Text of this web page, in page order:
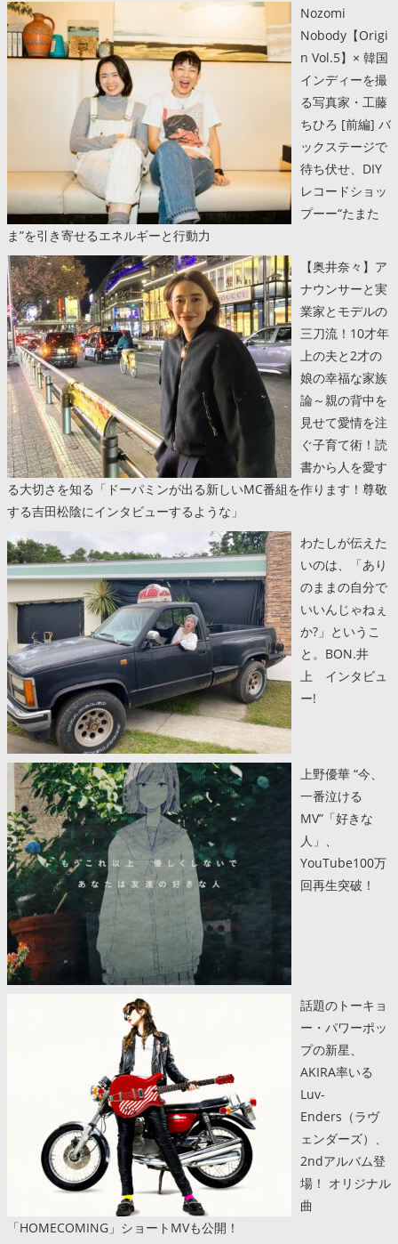
Nozomi
Nobody【Origi
n Vol.5】× 韓国
インディーを撮
る写真家・工藤
ちひろ [前編] バ
ックステージで
待ち伏せ、DIY
レコードショッ
プーー“たまた
ま”を引き寄せるエネルギーと行動力
【奥井奈々】ア
ナウンサーと実
業家とモデルの
三刀流！10才年
上の夫と2才の
娘の幸福な家族
論～親の背中を
見せて愛情を注
ぐ子育て術！読
書から人を愛す
る大切さを知る「ドーパミンが出る新しいMC番組を作ります！尊敬
する吉田松陰にインタビューするような」
わたしが伝えた
いのは、「あり
のままの自分で
いいんじゃねぇ
か?」というこ
と。BON.井
上 インタビュ
ー!
上野優華 “今、
一番泣ける
MV”「好きな
人」、
YouTube100万
回再生突破！
話題のトーキョ
ー・パワーポッ
プの新星、
AKIRA率いる
Luv-
Enders（ラヴ
ェンダーズ）、
2ndアルバム登
場！ オリジナル
曲
「HOMECOMING」ショートMVも公開！